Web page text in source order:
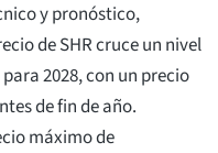
y pronóstico,
de SHR cruce un nivel
para 2028, con un precio
de fin de año.
máximo de